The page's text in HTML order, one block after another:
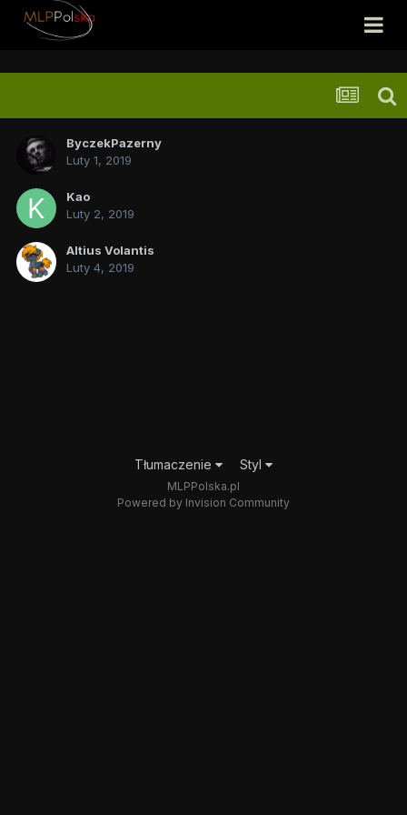
ByczekPazerny
Luty 1, 2019
Kao
Luty 2, 2019
Altius Volantis
Luty 4, 2019
Tłumaczenie Styl
MLPPolska.pl
Powered by Invision Community